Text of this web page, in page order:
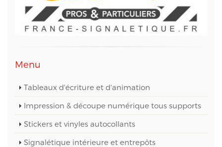
Menu
Tableaux d'écriture et d'animation
Impression & découpe numérique tous supports
Stickers et vinyles autocollants
Signalétique intérieure et entrepôts